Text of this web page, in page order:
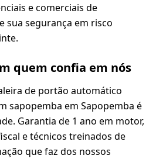
e comerciais de
sua segurança em risco
quem confia em nós
de portão automático
sapopemba em Sapopemba é
Garantia de 1 ano em motor,
e técnicos treinados de
que faz dos nossos